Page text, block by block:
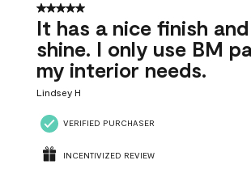
5 out of 5 stars.
It has a nice finish
shine. I only use BM
my interior needs.
Lindsey H
VERIFIED PURCHASER
INCENTIVIZED REVIEW